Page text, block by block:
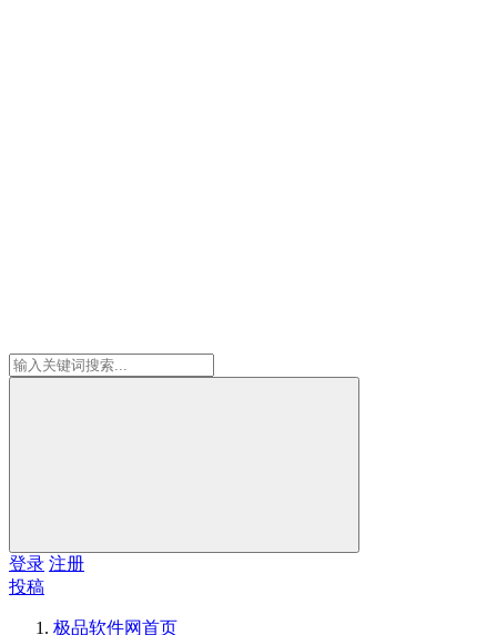
登录 注册
投稿
极品软件网首页